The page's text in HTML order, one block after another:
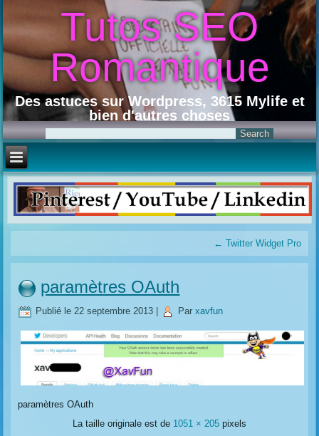
Tutos SEO
Romantique
Des astuces sur Wordpress, 3615 Mylife et
bien d'autres choses
← Twitter Widget Pro
paramètres OAuth
Publié le 22 septembre 2013 Par xavfun
paramètres OAuth
La taille originale est de 1051 × 205 pixels